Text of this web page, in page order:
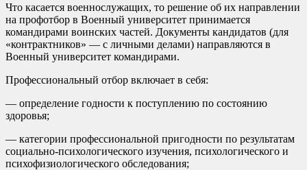
Что касается военнослужащих, то решение об их направлении
на профотбор в Военный университет принимается
командирами воинских частей. Документы кандидатов (для
«контрактников» — с личными делами) направляются в
Военный университет командирами.
Профессиональный отбор включает в себя:
— определение годности к поступлению по состоянию
здоровья;
— категории профессиональной пригодности по результатам
социально-психологического изучения, психологического и
психофизиологического обследования;